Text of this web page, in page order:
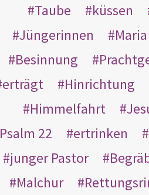
Taube
küssen
Jüngerinnen
Besinnung
erträgt
Hinrichtung
Himmelfahrt
Psalm 22
ertrinken
junger Pastor
Malchur